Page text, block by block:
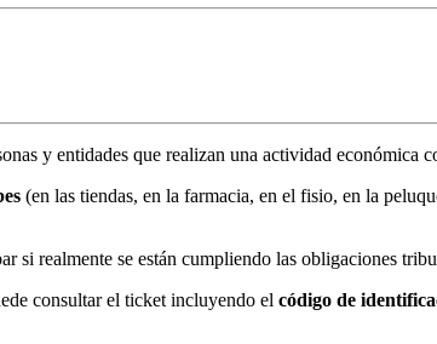
y entidades que realizan una actividad económica
(en las tiendas, en la farmacia, en el fisio, en la
si realmente se están cumpliendo las obligaciones
consultar el ticket incluyendo el código de